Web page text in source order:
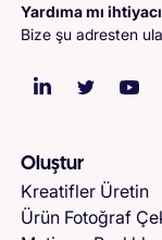
Yardıma mı
Bize şu adresten
Oluştur
Kreatifler Üretin
Ürün Fotoğraf